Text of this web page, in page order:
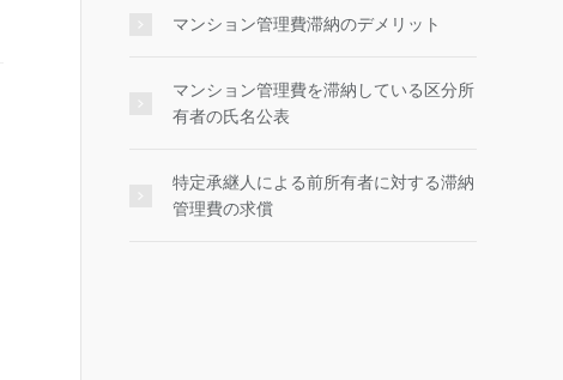
マンション管理費滞納のデメリット
マンション管理費を滞納している区分所
有者の氏名公表
特定承継人による前所有者に対する滞納
管理費の求償